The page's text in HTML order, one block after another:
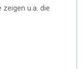
u.a. die